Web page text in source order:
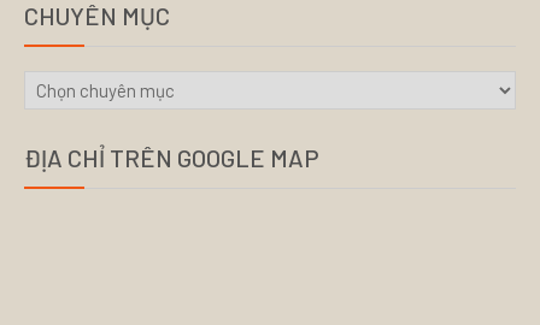
CHUYÊN MỤC
CHUYÊN
ĐỊA CHỈ TRÊN GOOGLE MAP